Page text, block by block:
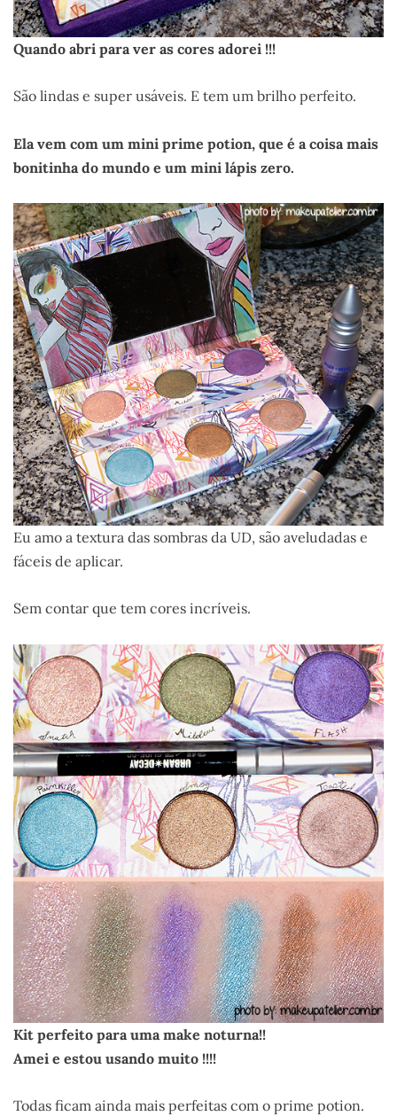
Quando abri para ver as cores adorei !!!
São lindas e super usáveis. E tem um brilho perfeito.
Ela vem com um mini prime potion, que é a coisa mais
bonitinha do mundo e um mini lápis zero.
Eu amo a textura das sombras da UD, são aveludadas e
fáceis de aplicar.
Sem contar que tem cores incríveis.
Kit perfeito para uma make noturna!!
Amei e estou usando muito !!!!
Todas ficam ainda mais perfeitas com o prime potion.